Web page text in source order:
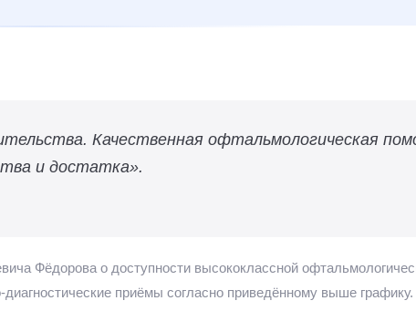
Качественная офтальмологическая
и достатка».
Фёдорова о доступности высококлассной
приёмы согласно приведённому выше графику.